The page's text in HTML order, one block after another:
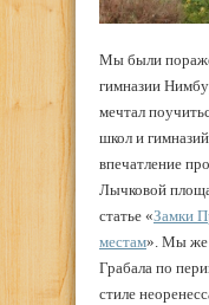
Мы были
гимназии
мечтал
школ и
впечатление
Лычковой
статье «Замки
местам». Мы же
Грабала по
стиле